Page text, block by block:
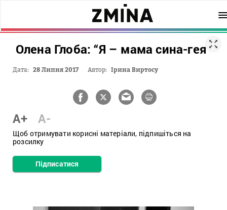
Олена Глоба: “Я – мама сина-гея”
Дата: 28 Липня 2017 Автор: Ірина Виртосу
A+ A-
Щоб отримувати корисні матеріали, підпишіться на
розсилку
Підписатися